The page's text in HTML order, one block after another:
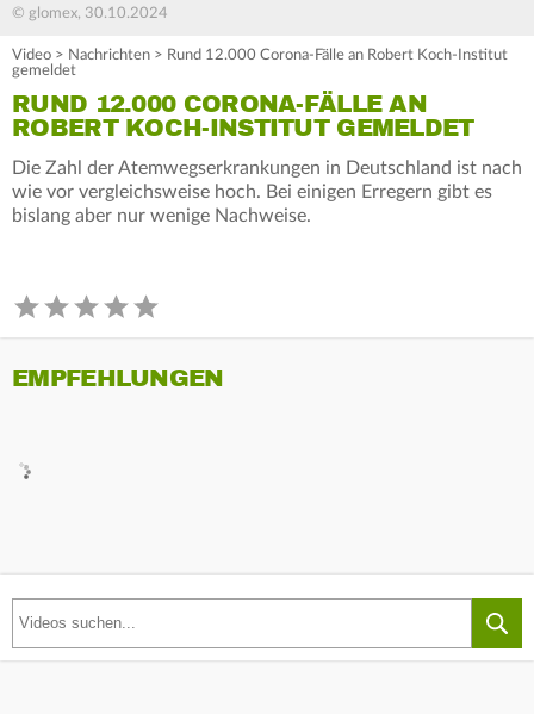
© glomex, 30.10.2024
Video > Nachrichten > Rund 12.000 Corona-Fälle an Robert Koch-Institut
gemeldet
RUND 12.000 CORONA-FÄLLE AN
ROBERT KOCH-INSTITUT GEMELDET
Die Zahl der Atemwegserkrankungen in Deutschland ist nach
wie vor vergleichsweise hoch. Bei einigen Erregern gibt es
bislang aber nur wenige Nachweise.
EMPFEHLUNGEN